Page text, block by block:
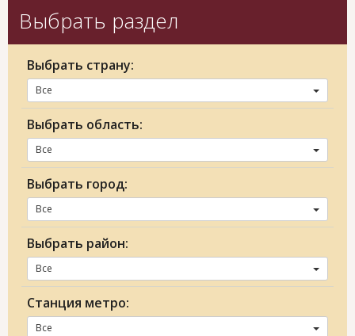
Выбрать раздел
Выбрать страну:
Все
Выбрать область:
Все
Выбрать город:
Все
Выбрать район:
Все
Станция метро:
Все